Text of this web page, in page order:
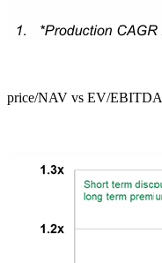
price/NAV vs EV/EBITDA